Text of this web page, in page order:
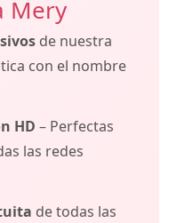
Mery
de nuestra
con el nombre
HD – Perfectas
las redes
de todas las